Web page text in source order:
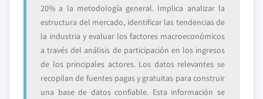
20% a la metodología general. Implica analizar la
estructura del mercado, identificar las tendencias de
la industria y evaluar los factores macroeconómicos
a través del análisis de participación en los ingresos
de los principales actores. Los datos relevantes se
recopilan de fuentes pagas y gratuitas para construir
una base de datos confiable. Esta información se